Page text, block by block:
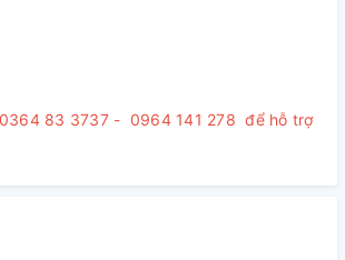
0364 83 3737 - 0964 141 278 để hỗ trợ